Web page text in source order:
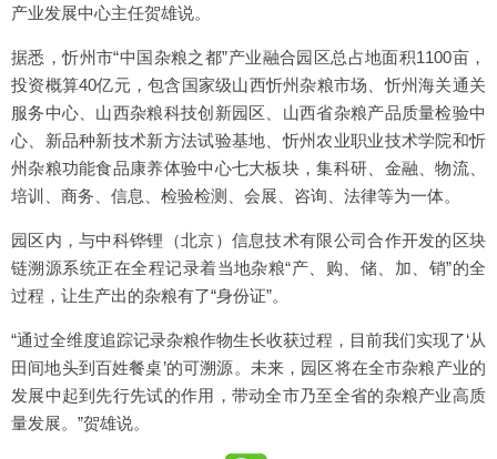
产业发展中心主任贺雄说。
据悉，忻州市“中国杂粮之都”产业融合园区总占地面积1100亩，
投资概算40亿元，包含国家级山西忻州杂粮市场、忻州海关通关
服务中心、山西杂粮科技创新园区、山西省杂粮产品质量检验中
心、新品种新技术新方法试验基地、忻州农业职业技术学院和忻
州杂粮功能食品康养体验中心七大板块，集科研、金融、物流、
培训、商务、信息、检验检测、会展、咨询、法律等为一体。
园区内，与中科铧锂（北京）信息技术有限公司合作开发的区块
链溯源系统正在全程记录着当地杂粮“产、购、储、加、销”的全
过程，让生产出的杂粮有了“身份证”。
“通过全维度追踪记录杂粮作物生长收获过程，目前我们实现了‘从
田间地头到百姓餐桌’的可溯源。未来，园区将在全市杂粮产业的
发展中起到先行先试的作用，带动全市乃至全省的杂粮产业高质
量发展。”贺雄说。